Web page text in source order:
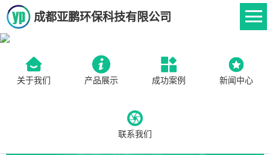
成都亚鹏环保科技有限公司
关于我们 产品展示 成功案例 新闻中心
联系我们